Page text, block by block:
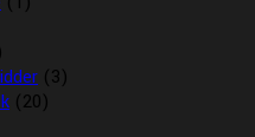
(3)
(20)